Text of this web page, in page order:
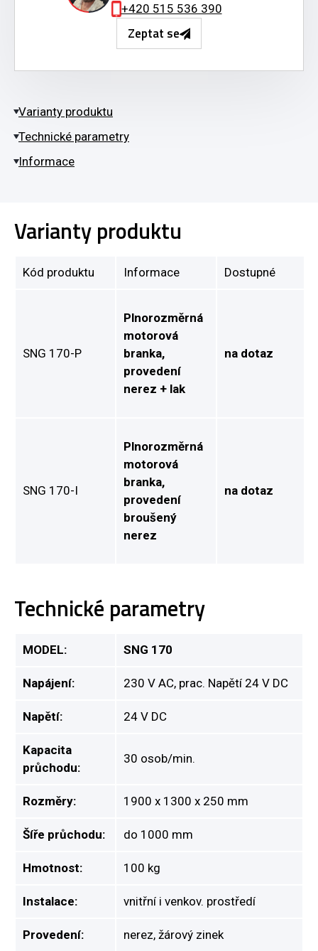
+420 515 536 390
Zeptat se
Varianty produktu
Technické parametry
Informace
Varianty produktu
Kód produktu Informace Dostupné
SNG 170-P
Plnorozměrná
motorová
branka,
provedení
nerez + lak
na dotaz
SNG 170-I
Plnorozměrná
motorová
branka,
provedení
broušený
nerez
na dotaz
Technické parametry
MODEL: SNG 170
Napájení: 230 V AC, prac. Napětí 24 V DC
Napětí: 24 V DC
Kapacita
průchodu:
30 osob/min.
Rozměry: 1900 x 1300 x 250 mm
Šíře průchodu: do 1000 mm
Hmotnost: 100 kg
Instalace: vnitřní i venkov. prostředí
Provedení: nerez, žárový zinek